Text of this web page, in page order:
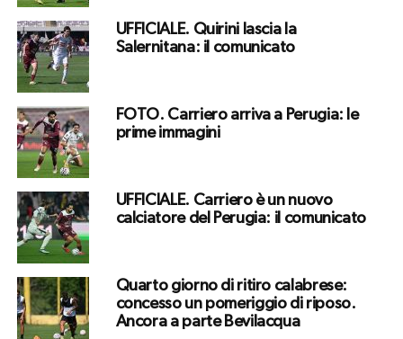
UFFICIALE. Quirini lascia la
Salernitana: il comunicato
FOTO. Carriero arriva a Perugia: le
prime immagini
UFFICIALE. Carriero è un nuovo
calciatore del Perugia: il comunicato
Quarto giorno di ritiro calabrese:
concesso un pomeriggio di riposo.
Ancora a parte Bevilacqua